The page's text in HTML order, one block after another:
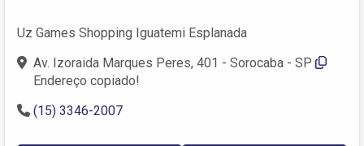
Uz Games Shopping Iguatemi Esplanada
Av. Izoraida Marques Peres, 401 - Sorocaba - SP
Endereço copiado!
(15) 3346-2007